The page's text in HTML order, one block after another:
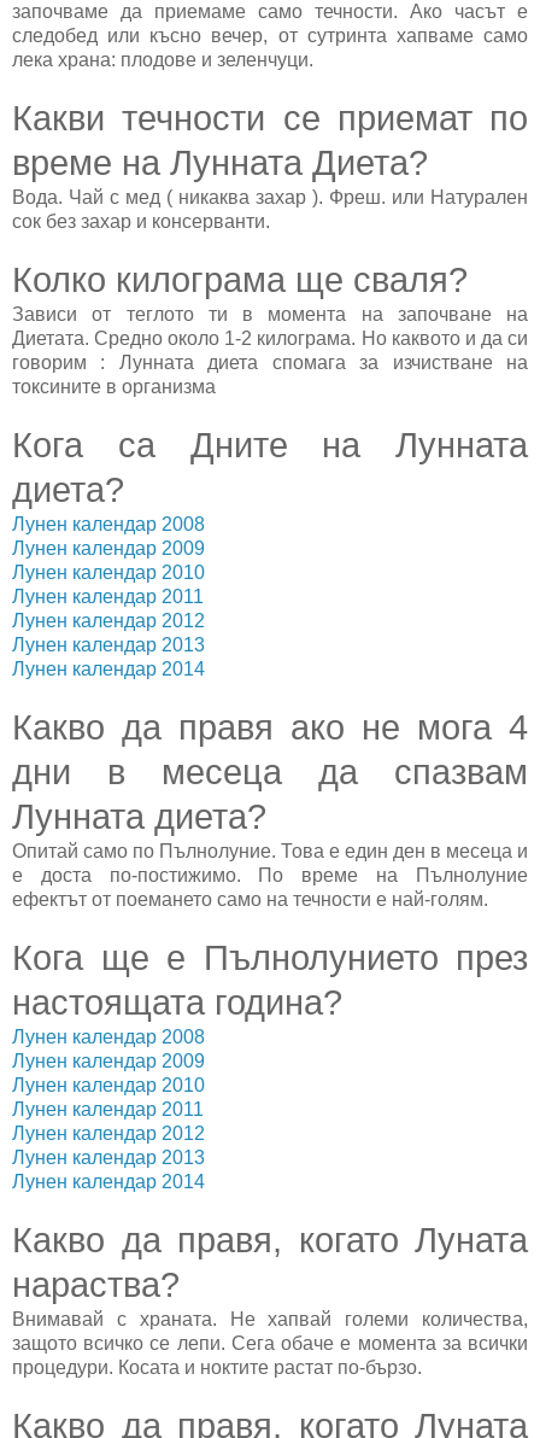
започваме да приемаме само течности. Ако часът е
следобед или късно вечер, от сутринта хапваме само
лека храна: плодове и зеленчуци.
Какви течности се приемат по
време на Лунната Диета?
Вода. Чай с мед ( никаква захар ). Фреш. или Натурален
сок без захар и консерванти.
Колко килограма ще сваля?
Зависи от теглото ти в момента на започване на
Диетата. Средно около 1-2 килограма. Но каквото и да си
говорим : Лунната диета спомага за изчистване на
токсините в организма
Кога са Дните на Лунната
диета?
Лунен календар 2008
Лунен календар 2009
Лунен календар 2010
Лунен календар 2011
Лунен календар 2012
Лунен календар 2013
Лунен календар 2014
Какво да правя ако не мога 4
дни в месеца да спазвам
Лунната диета?
Опитай само по Пълнолуние. Това е един ден в месеца и
е доста по-постижимо. По време на Пълнолуние
ефектът от поемането само на течности е най-голям.
Кога ще е Пълнолунието през
настоящата година?
Лунен календар 2008
Лунен календар 2009
Лунен календар 2010
Лунен календар 2011
Лунен календар 2012
Лунен календар 2013
Лунен календар 2014
Какво да правя, когато Луната
нараства?
Внимавай с храната. Не хапвай големи количества,
защото всичко се лепи. Сега обаче е момента за всички
процедури. Косата и ноктите растат по-бързо.
Какво да правя, когато Луната